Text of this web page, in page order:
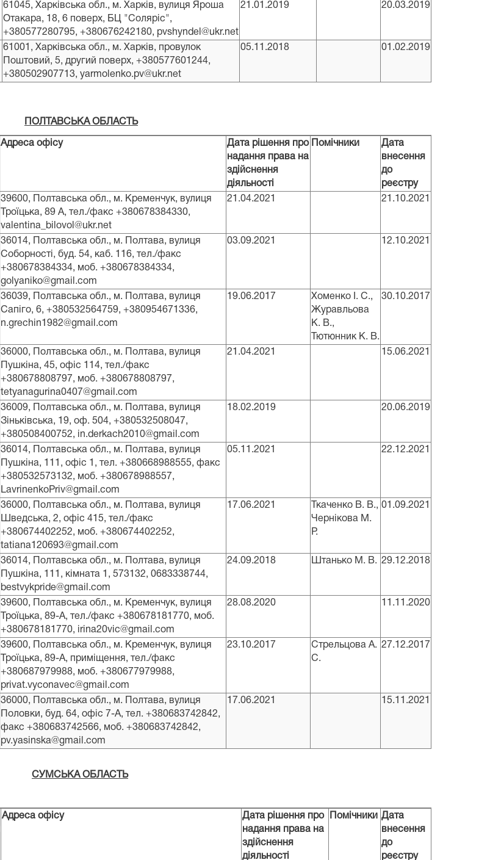
61045, Харківська обл., м. Харків, вулиця Яроша
Отакара, 18, 6 поверх, БЦ "Соляріс",
+380577280795, +380676242180, pvshyndel@ukr.net
21.01.2019 20.03.2019
61001, Харківська обл., м. Харків, провулок
Поштовий, 5, другий поверх, +380577601244,
+380502907713, yarmolenko.pv@ukr.net
05.11.2018 01.02.2019
ПОЛТАВСЬКА ОБЛАСТЬ
Адреса офісу
Дата рішення про
надання права на
здійснення
діяльності
Помічники
Дата
внесення
до
реєстру
39600, Полтавська обл., м. Кременчук, вулиця
Троїцька, 89 А, тел./факс +380678384330,
valentina_bilovol@ukr.net
21.04.2021 21.10.2021
36014, Полтавська обл., м. Полтава, вулиця
Соборності, буд. 54, каб. 116, тел./факс
+380678384334, моб. +380678384334,
golyaniko@gmail.com
03.09.2021 12.10.2021
36039, Полтавська обл., м. Полтава, вулиця
Сапіго, 6, +380532564759, +380954671336,
n.grechin1982@gmail.com
19.06.2017
Хоменко І. С.,
Журавльова
К. В.,
Тютюнник К. В.
30.10.2017
36000, Полтавська обл., м. Полтава, вулиця
Пушкіна, 45, офіс 114, тел./факс
+380678808797, моб. +380678808797,
tetyanagurina0407@gmail.com
21.04.2021 15.06.2021
36009, Полтавська обл., м. Полтава, вулиця
Зіньківська, 19, оф. 504, +380532508047,
+380508400752, in.derkach2010@gmail.com
18.02.2019 20.06.2019
36014, Полтавська обл., м. Полтава, вулиця
Пушкіна, 111, офіс 1, тел. +380668988555, факс
+380532573132, моб. +380678988557,
LavrinenkoPriv@gmail.com
05.11.2021 22.12.2021
36000, Полтавська обл., м. Полтава, вулиця
Шведська, 2, офіс 415, тел./факс
+380674402252, моб. +380674402252,
tatiana120693@gmail.com
17.06.2021
Ткаченко В. В.,
Чернікова М.
Р.
01.09.2021
36014, Полтавська обл., м. Полтава, вулиця
Пушкіна, 111, кімната 1, 573132, 0683338744,
bestvykpride@gmail.com
24.09.2018 Штанько М. В. 29.12.2018
39600, Полтавська обл., м. Кременчук, вулиця
Троїцька, 89-А, тел./факс +380678181770, моб.
+380678181770, irina20vic@gmail.com
28.08.2020 11.11.2020
39600, Полтавська обл., м. Кременчук, вулиця
Троїцька, 89-А, приміщення, тел./факс
+380687979988, моб. +380677979988,
privat.vyconavec@gmail.com
23.10.2017
Стрельцова А.
С.
27.12.2017
36000, Полтавська обл., м. Полтава, вулиця
Половки, буд. 64, офіс 7-А, тел. +380683742842,
факс +380683742566, моб. +380683742842,
pv.yasinska@gmail.com
17.06.2021 15.11.2021
СУМСЬКА ОБЛАСТЬ
Адреса офісу
Дата рішення про
надання права на
здійснення
діяльності
Помічники Дата
внесення
до
реєстру